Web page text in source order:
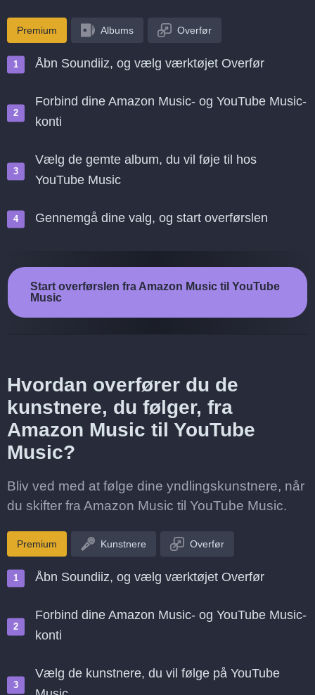
Premium Albums Overfør
Åbn Soundiiz, og vælg værktøjet Overfør
Forbind dine Amazon Music- og YouTube Music-
konti
Vælg de gemte album, du vil føje til hos
YouTube Music
Gennemgå dine valg, og start overførslen
Start overførslen fra Amazon Music til YouTube
Music
Hvordan overfører du de
kunstnere, du følger, fra
Amazon Music til YouTube
Music?
Bliv ved med at følge dine yndlingskunstnere, når
du skifter fra Amazon Music til YouTube Music.
Premium Kunstnere Overfør
Åbn Soundiiz, og vælg værktøjet Overfør
Forbind dine Amazon Music- og YouTube Music-
konti
Vælg de kunstnere, du vil følge på YouTube